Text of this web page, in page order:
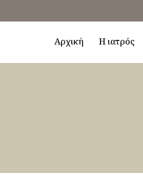
Αρχική Η ιατρός